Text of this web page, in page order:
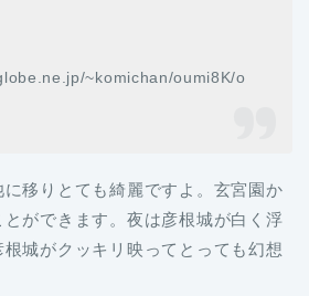
~komichan/oumi8K/o
移りとても綺麗ですよ。玄宮園か
ができます。夜は彦根城が白く浮
城がクッキリ映ってとっても幻想